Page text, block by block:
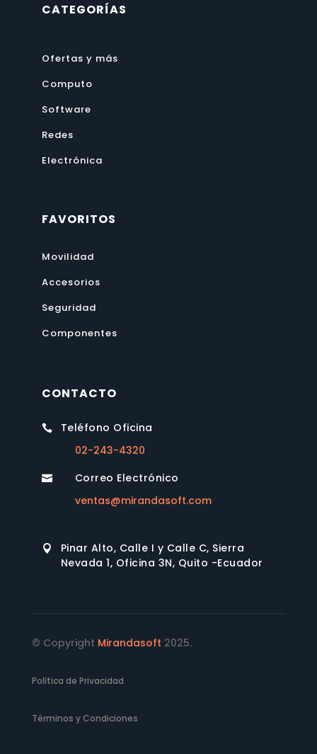
CATEGORÍAS
Ofertas y más
Computo
Software
Redes
Electrónica
FAVORITOS
Movilidad
Accesorios
Seguridad
Componentes
CONTACTO

Teléfono Oficina
02-243-4320

Correo Electrónico
ventas@mirandasoft.com

Pinar Alto, Calle I y Calle C, Sierra
Nevada 1, Oficina 3N, Quito -Ecuador
© Copyright Mirandasoft 2025.
Política de Privacidad
Términos y Condiciones